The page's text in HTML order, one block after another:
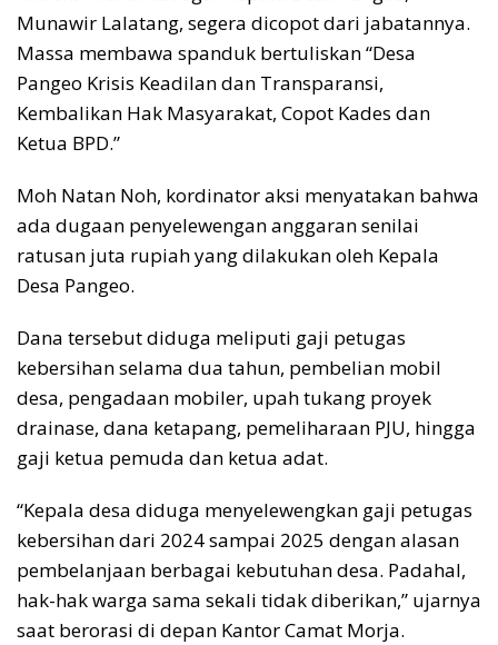
Munawir Lalatang, segera dicopot dari jabatannya.
Massa membawa spanduk bertuliskan “Desa
Pangeo Krisis Keadilan dan Transparansi,
Kembalikan Hak Masyarakat, Copot Kades dan
Ketua BPD.”
Moh Natan Noh, kordinator aksi menyatakan bahwa
ada dugaan penyelewengan anggaran senilai
ratusan juta rupiah yang dilakukan oleh Kepala
Desa Pangeo.
Dana tersebut diduga meliputi gaji petugas
kebersihan selama dua tahun, pembelian mobil
desa, pengadaan mobiler, upah tukang proyek
drainase, dana ketapang, pemeliharaan PJU, hingga
gaji ketua pemuda dan ketua adat.
“Kepala desa diduga menyelewengkan gaji petugas
kebersihan dari 2024 sampai 2025 dengan alasan
pembelanjaan berbagai kebutuhan desa. Padahal,
hak-hak warga sama sekali tidak diberikan,” ujarnya
saat berorasi di depan Kantor Camat Morja.